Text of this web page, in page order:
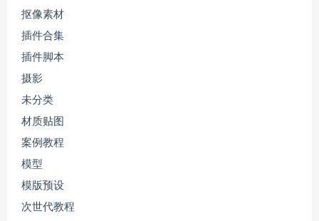
抠像素材
插件合集
插件脚本
摄影
未分类
材质贴图
案例教程
模型
模版预设
次世代教程